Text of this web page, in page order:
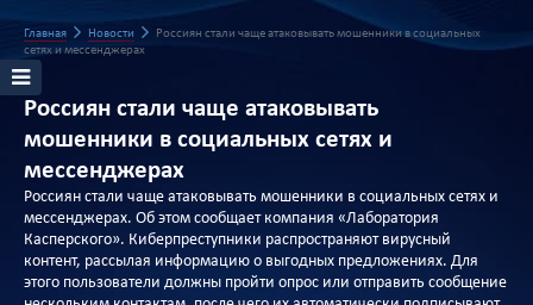
Главная Новости
Россиян стали чаще атаковывать мошенники в социальных
сетях и мессенджерах
Россиян стали чаще атаковывать
мошенники в социальных сетях и
мессенджерах
Россиян стали чаще атаковывать мошенники в социальных сетях и
мессенджерах. Об этом сообщает компания «Лаборатория
Касперского». Киберпреступники распространяют вирусный
контент, рассылая информацию о выгодных предложениях. Для
этого пользователи должны пройти опрос или отправить сообщение